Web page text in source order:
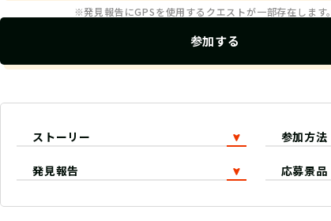
※発見報告にGPSを使用するクエストが一部存在します。
参加する
ストーリー 参加方法
発見報告 応募景品